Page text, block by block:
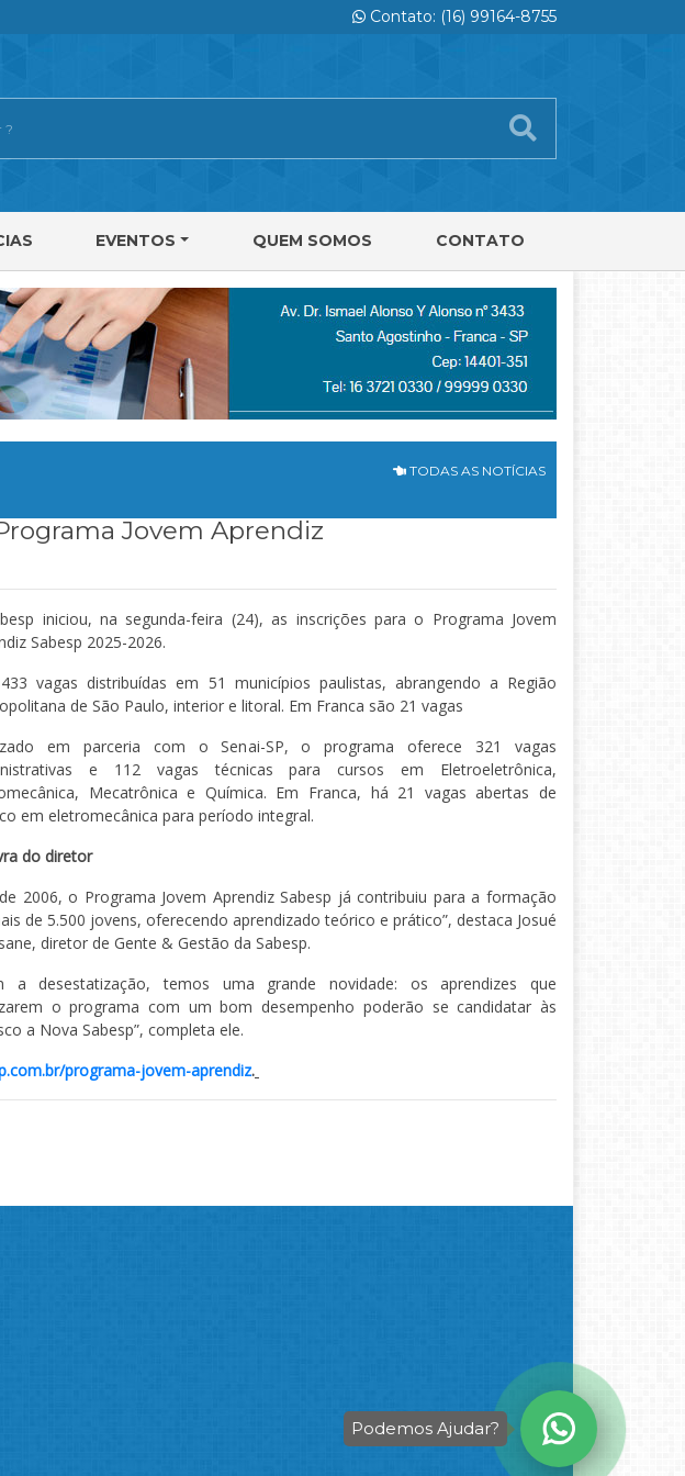
Contato: (16) 99164-8755
EVENTOS QUEM SOMOS CONTATO
TODAS AS NOTÍCIAS
Jovem Aprendiz
iniciou, na segunda-feira (24), as inscrições para o Programa Jovem
Sabesp 2025-2026.
vagas distribuídas em 51 municípios paulistas, abrangendo a Região
de São Paulo, interior e litoral. Em Franca são 21 vagas
em parceria com o Senai-SP, o programa oferece 321 vagas
e 112 vagas técnicas para cursos em Eletroeletrônica,
Mecatrônica e Química. Em Franca, há 21 vagas abertas de
em eletromecânica para período integral.
do diretor
2006, o Programa Jovem Aprendiz Sabesp já contribuiu para a formação
de 5.500 jovens, oferecendo aprendizado teórico e prático”, destaca Josué
diretor de Gente & Gestão da Sabesp.
a desestatização, temos uma grande novidade: os aprendizes que
o programa com um bom desempenho poderão se candidatar às
a Nova Sabesp”, completa ele.
programa-jovem-aprendiz.
Podemos Ajudar?